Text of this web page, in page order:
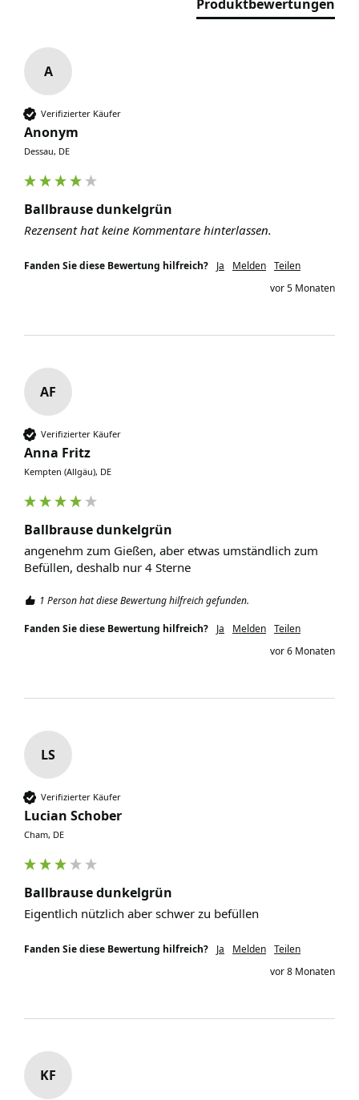
Produktbewertungen
A
Verifizierter Käufer
Anonym
Dessau, DE
Ballbrause dunkelgrün
Rezensent hat keine Kommentare hinterlassen.
Fanden Sie diese Bewertung hilfreich? Ja Melden Teilen
vor 5 Monaten
AF
Verifizierter Käufer
Anna Fritz
Kempten (Allgäu), DE
Ballbrause dunkelgrün
angenehm zum Gießen, aber etwas umständlich zum
Befüllen, deshalb nur 4 Sterne
1 Person hat diese Bewertung hilfreich gefunden.
Fanden Sie diese Bewertung hilfreich? Ja Melden Teilen
vor 6 Monaten
LS
Verifizierter Käufer
Lucian Schober
Cham, DE
Ballbrause dunkelgrün
Eigentlich nützlich aber schwer zu befüllen
Fanden Sie diese Bewertung hilfreich? Ja Melden Teilen
vor 8 Monaten
KF